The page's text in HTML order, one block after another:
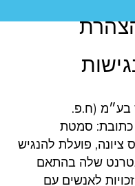
בע״מ (ח.פ.
כתובת: סמטת
6, נס ציונה, פועלת להנגיש
שלה בהתאם
לאנשים עם